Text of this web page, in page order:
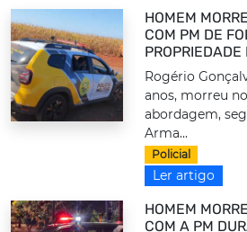
HOMEM
COM PM DE
Rogério
anos, morreu
abordagem,
Arma...
Policial
Ler artigo
HOMEM
COM A PM